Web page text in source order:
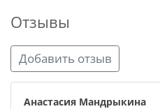
Отзывы
Добавить отзыв
Анастасия Мандрыкина